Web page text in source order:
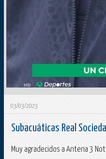
03/03/2023
Subacuáticas Real
Muy agradecidos a Antena 3